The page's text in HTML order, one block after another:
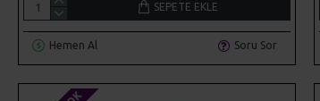
SEPETE EKLE
Hemen Al Soru Sor